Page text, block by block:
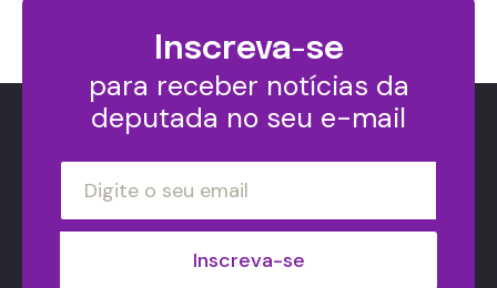
Inscreva-se
para receber notícias da
deputada no seu e-mail